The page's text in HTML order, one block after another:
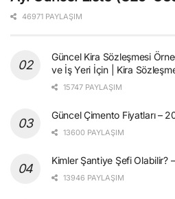
46971 PAYLAŞIM
Güncel Kira Sözleşmesi
ve İş Yeri İçin | Kira
15747 PAYLAŞIM
Güncel Çimento Fiyatları –
13600 PAYLAŞIM
Kimler Şantiye Şefi Olabilir?
13946 PAYLAŞIM